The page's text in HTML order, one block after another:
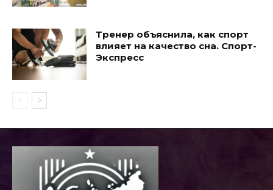
Тренер объяснила, как спорт
влияет на качество сна. Спорт-
Экспресс